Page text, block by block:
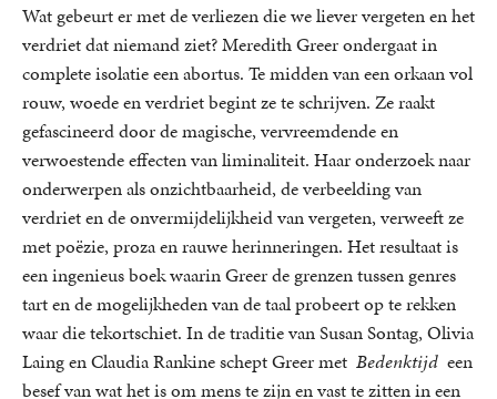
Wat gebeurt er met de verliezen die we liever vergeten en het
verdriet dat niemand ziet? Meredith Greer ondergaat in
complete isolatie een abortus. Te midden van een orkaan vol
rouw, woede en verdriet begint ze te schrijven. Ze raakt
gefascineerd door de magische, vervreemdende en
verwoestende effecten van liminaliteit. Haar onderzoek naar
onderwerpen als onzichtbaarheid, de verbeelding van
verdriet en de onvermijdelijkheid van vergeten, verweeft ze
met poëzie, proza en rauwe herinneringen. Het resultaat is
een ingenieus boek waarin Greer de grenzen tussen genres
tart en de mogelijkheden van de taal probeert op te rekken
waar die tekortschiet. In de traditie van Susan Sontag, Olivia
Laing en Claudia Rankine schept Greer met Bedenktijd een
besef van wat het is om mens te zijn en vast te zitten in een